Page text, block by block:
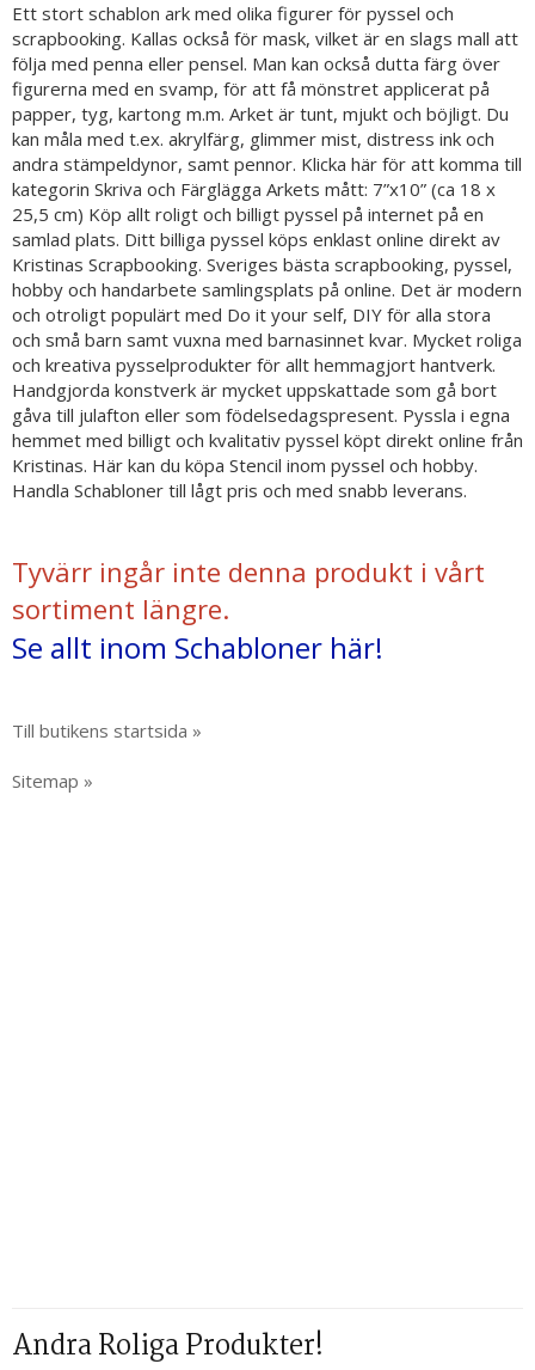
Ett stort schablon ark med olika figurer för pyssel och
scrapbooking. Kallas också för mask, vilket är en slags mall att
följa med penna eller pensel. Man kan också dutta färg över
figurerna med en svamp, för att få mönstret applicerat på
papper, tyg, kartong m.m. Arket är tunt, mjukt och böjligt. Du
kan måla med t.ex. akrylfärg, glimmer mist, distress ink och
andra stämpeldynor, samt pennor. Klicka här för att komma till
kategorin Skriva och Färglägga Arkets mått: 7”x10” (ca 18 x
25,5 cm) Köp allt roligt och billigt pyssel på internet på en
samlad plats. Ditt billiga pyssel köps enklast online direkt av
Kristinas Scrapbooking. Sveriges bästa scrapbooking, pyssel,
hobby och handarbete samlingsplats på online. Det är modern
och otroligt populärt med Do it your self, DIY för alla stora
och små barn samt vuxna med barnasinnet kvar. Mycket roliga
och kreativa pysselprodukter för allt hemmagjort hantverk.
Handgjorda konstverk är mycket uppskattade som gå bort
gåva till julafton eller som födelsedagspresent. Pyssla i egna
hemmet med billigt och kvalitativ pyssel köpt direkt online från
Kristinas. Här kan du köpa Stencil inom pyssel och hobby.
Handla Schabloner till lågt pris och med snabb leverans.
Tyvärr ingår inte denna produkt i vårt
sortiment längre.
Se allt inom Schabloner här!
Till butikens startsida »
Sitemap »
Andra Roliga Produkter!